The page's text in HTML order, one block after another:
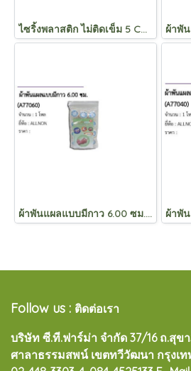
ไซริ้งพลาสติก ไม่ติดเข็ม 5 CC. , 5 CC. หัวล็อค
ผ้าพันแผลแบบมีกาว 6.00 ซม. (A77060)
Follow us : ติดต่อเรา
บริษัท ซี.ที.ฟาร์ม่า จำกัด 37/16 ถ.สุข
ศาลาธรรมสพน์ เขตทวีวัฒนา กรุงเท